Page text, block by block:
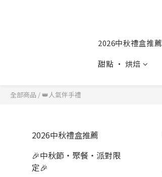
2026中秋禮盒推薦
甜點 ‧ 烘焙
全部商品 / 👑人氣伴手禮
2026中秋禮盒推薦
🎉中秋節‧聚餐‧派對限
定🎉